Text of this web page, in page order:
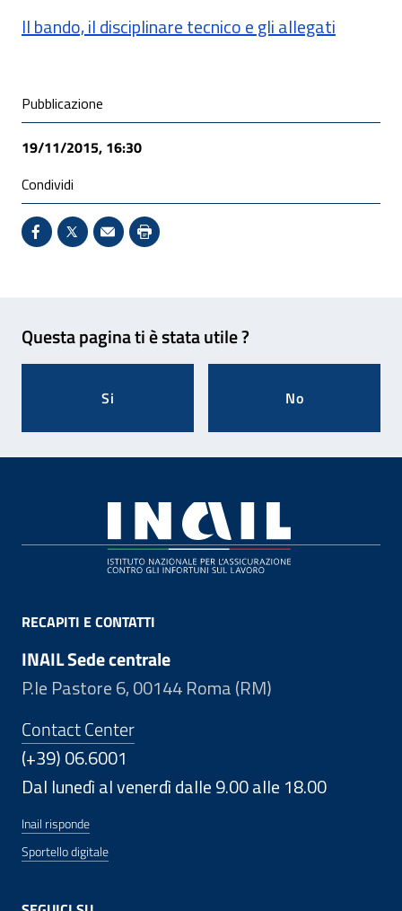
Il bando, il disciplinare tecnico e gli allegati
Condivisione social
Pubblicazione
19/11/2015, 16:30
Condividi
Condividi su Facebook - Sito esterno - Apertura in
X - Sito esterno - Apertura in nuova finestra
Invio Mail: apre il programma di posta
Stampa pagina: scelta meno
Questa pagina ti è stata utile ?
Si No
RECAPITI E CONTATTI
INAIL Sede centrale
P.le Pastore 6, 00144 Roma (RM)
Contact Center
(+39) 06.6001
Dal lunedì al venerdì dalle 9.00 alle 18.00
Inail risponde
Sportello digitale